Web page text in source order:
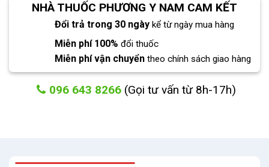
NHÀ THUỐC PHƯƠNG Y NAM CAM KẾT
Đổi trả trong 30 ngày kể từ ngày mua hàng
Miễn phí 100% đổi thuốc
Miễn phí vận chuyển theo chính sách giao hàng
096 643 8266 (Gọi tư vấn từ 8h-17h)